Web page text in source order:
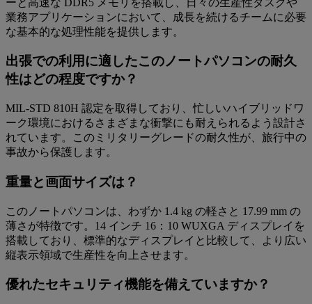
業務アプリケーションにおいて、成長を続けるチームに必要
な基本的な処理性能を提供します。
出張での利用に適したこのノートパソコンの耐久
性はどの程度ですか？
MIL-STD 810H 認定を取得しており、忙しいハイブリッドワ
ーク環境におけるさまざまな衝撃にも耐えられるよう設計さ
れています。このミリタリーグレードの耐久性が、旅行中の
事故から保護します。
重量と画面サイズは？
このノートパソコンは、わずか 1.4 kg の軽さと 17.99 mm の
薄さが特徴です。14 インチ 16：10 WUXGA ディスプレイを
搭載しており、標準的なディスプレイと比較して、より広い
縦表示領域で生産性を向上させます。
優れたセキュリティ機能を備えていますか？